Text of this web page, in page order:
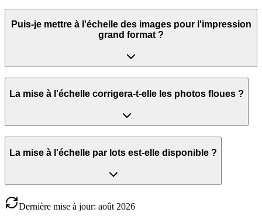
Puis-je mettre à l'échelle des images pour l'impression
grand format ?
La mise à l'échelle corrigera-t-elle les photos floues ?
La mise à l'échelle par lots est-elle disponible ?
Dernière mise à jour: août 2026